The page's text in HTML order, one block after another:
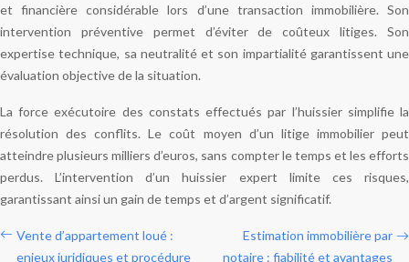
et financière considérable lors d’une transaction immobilière. Son
intervention préventive permet d’éviter de coûteux litiges. Son
expertise technique, sa neutralité et son impartialité garantissent une
évaluation objective de la situation.
La force exécutoire des constats effectués par l’huissier simplifie la
résolution des conflits. Le coût moyen d’un litige immobilier peut
atteindre plusieurs milliers d’euros, sans compter le temps et les efforts
perdus. L’intervention d’un huissier expert limite ces risques,
garantissant ainsi un gain de temps et d’argent significatif.
Vente d’appartement loué :
enjeux juridiques et procédure
Estimation immobilière par
notaire : fiabilité et avantages